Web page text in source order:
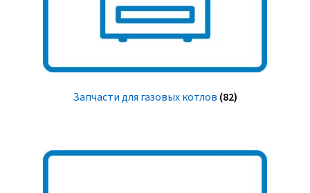
Запчасти для газовых котлов (82)